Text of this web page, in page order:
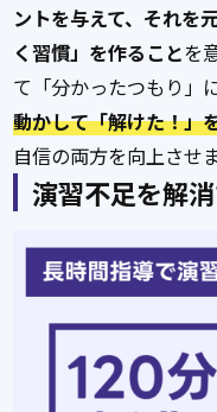
ントを与えて、それを
く習慣」を作ることを
て「分かったつもり」
動かして「解けた！」
自信の両方を向上させま
演習不足を解